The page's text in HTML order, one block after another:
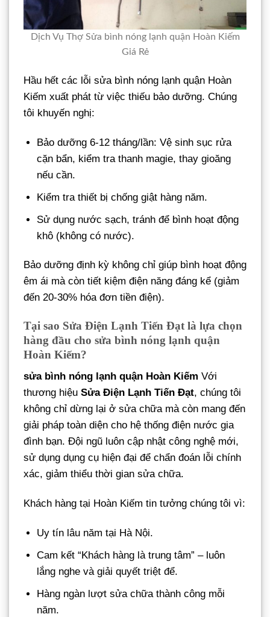
Dịch Vụ Thợ Sửa bình nóng lạnh quận Hoàn Kiếm
Giá Rẻ
Hầu hết các lỗi sửa bình nóng lạnh quận Hoàn
Kiếm xuất phát từ việc thiếu bảo dưỡng. Chúng
tôi khuyến nghị:
Bảo dưỡng 6-12 tháng/lần: Vệ sinh sục rửa
cặn bẩn, kiểm tra thanh magie, thay gioăng
nếu cần.
Kiểm tra thiết bị chống giật hàng năm.
Sử dụng nước sạch, tránh để bình hoạt động
khô (không có nước).
Bảo dưỡng định kỳ không chỉ giúp bình hoạt động
êm ái mà còn tiết kiệm điện năng đáng kể (giảm
đến 20-30% hóa đơn tiền điện).
Tại sao Sửa Điện Lạnh Tiến Đạt là lựa chọn
hàng đầu cho sửa bình nóng lạnh quận
Hoàn Kiếm?
sửa bình nóng lạnh quận Hoàn Kiếm Với
thương hiệu Sửa Điện Lạnh Tiến Đạt, chúng tôi
không chỉ dừng lại ở sửa chữa mà còn mang đến
giải pháp toàn diện cho hệ thống điện nước gia
đình bạn. Đội ngũ luôn cập nhật công nghệ mới,
sử dụng dụng cụ hiện đại để chẩn đoán lỗi chính
xác, giảm thiểu thời gian sửa chữa.
Khách hàng tại Hoàn Kiếm tin tưởng chúng tôi vì:
Uy tín lâu năm tại Hà Nội.
Cam kết “Khách hàng là trung tâm” – luôn
lắng nghe và giải quyết triệt để.
Hàng ngàn lượt sửa chữa thành công mỗi
năm.